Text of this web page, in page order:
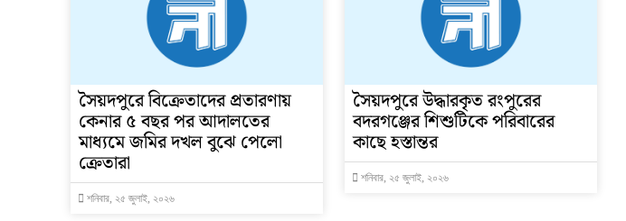
সৈয়দপুরে বিক্রেতাদের প্রতারণায়
কেনার ৫ বছর পর আদালতের
মাধ্যমে জমির দখল বুঝে পেলো
ক্রেতারা
শনিবার, ২৫ জুলাই, ২০২৬
সৈয়দপুরে উদ্ধারকৃত রংপুরের
বদরগঞ্জের শিশুটিকে পরিবারের
কাছে হস্তান্তর
শনিবার, ২৫ জুলাই, ২০২৬